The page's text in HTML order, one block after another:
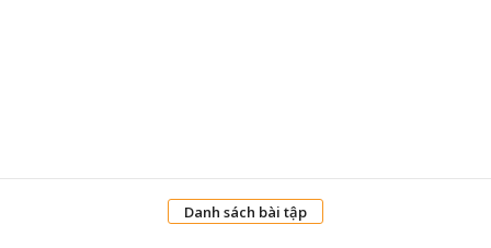
Danh sách bài tập